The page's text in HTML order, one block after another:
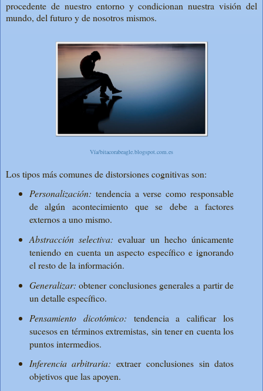
procedente de nuestro entorno y condicionan nuestra visión del
mundo, del futuro y de nosotros mismos.
Vía/bitacorabeagle.blogspot.com.es
Los tipos más comunes de distorsiones cognitivas son:
Personalización: tendencia a verse como responsable
de algún acontecimiento que se debe a factores
externos a uno mismo.
Abstracción selectiva:evaluar un hecho únicamente
teniendo en cuenta un aspecto específico e ignorando
el resto de la información.
Generalizar:obtener conclusiones generales a partir de
un detalle específico.
Pensamiento dicotómico: tendencia a calificar los
sucesos en términos extremistas, sin tener en cuenta los
puntos intermedios.
Inferencia arbitraria:extraer conclusiones sin datos
objetivos que las apoyen.